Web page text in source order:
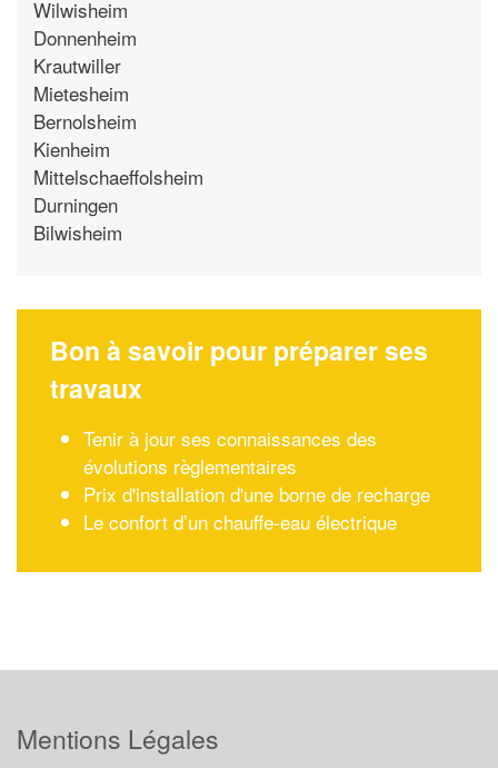
Wilwisheim
Donnenheim
Krautwiller
Mietesheim
Bernolsheim
Kienheim
Mittelschaeffolsheim
Durningen
Bilwisheim
Bon à savoir pour préparer ses
travaux
Tenir à jour ses connaissances des
évolutions règlementaires
Prix d'installation d'une borne de recharge
Le confort d’un chauffe-eau électrique
Mentions Légales